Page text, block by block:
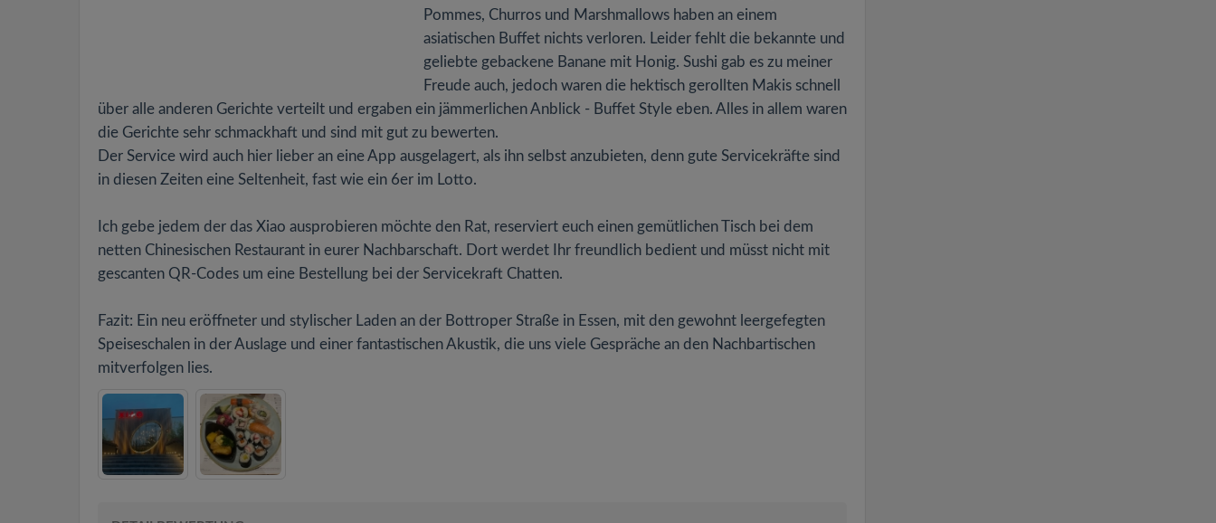
Pommes, Churros und Marshmallows haben an einem
asiatischen Buffet nichts verloren. Leider fehlt die bekannte und
geliebte gebackene Banane mit Honig. Sushi gab es zu meiner
Freude auch, jedoch waren die hektisch gerollten Makis schnell
über alle anderen Gerichte verteilt und ergaben ein jämmerlichen Anblick - Buffet Style eben. Alles in allem waren
die Gerichte sehr schmackhaft und sind mit gut zu bewerten.
Der Service wird auch hier lieber an eine App ausgelagert, als ihn selbst anzubieten, denn gute Servicekräfte sind
in diesen Zeiten eine Seltenheit, fast wie ein 6er im Lotto.
Ich gebe jedem der das Xiao ausprobieren möchte den Rat, reserviert euch einen gemütlichen Tisch bei dem
netten Chinesischen Restaurant in eurer Nachbarschaft. Dort werdet Ihr freundlich bedient und müsst nicht mit
gescanten QR-Codes um eine Bestellung bei der Servicekraft Chatten.
Fazit: Ein neu eröffneter und stylischer Laden an der Bottroper Straße in Essen, mit den gewohnt leergefegten
Speiseschalen in der Auslage und einer fantastischen Akustik, die uns viele Gespräche an den Nachbartischen
mitverfolgen lies.